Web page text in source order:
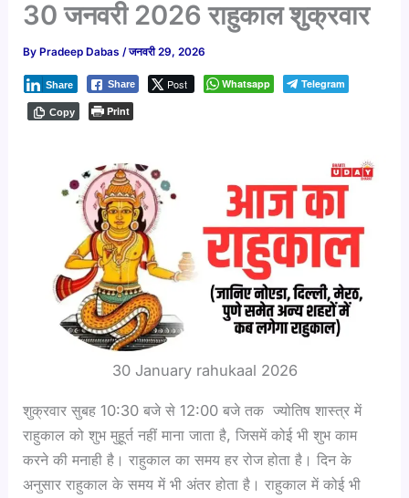
30 जनवरी 2026 राहुकाल शुक्रवार
By Pradeep Dabas/जनवरी 29, 2026
Share Post
Share Whatsapp Telegram
Copy Print
30 January rahukaal 2026
शुक्रवार सुबह 10:30 बजे से 12:00 बजे तक ज्योतिष शास्त्र में
राहुकाल को शुभ मुहूर्त नहीं माना जाता है, जिसमें कोई भी शुभ काम
करने की मनाही है। राहुकाल का समय हर रोज होता है। दिन के
अनुसार राहुकाल के समय में भी अंतर होता है। राहुकाल में कोई भी